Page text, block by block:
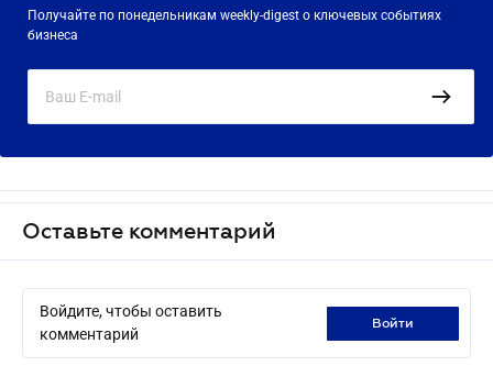
Получайте по понедельникам weekly-digest о ключевых событиях
бизнеса
Оставьте комментарий
Войдите, чтобы оставить
комментарий
войти